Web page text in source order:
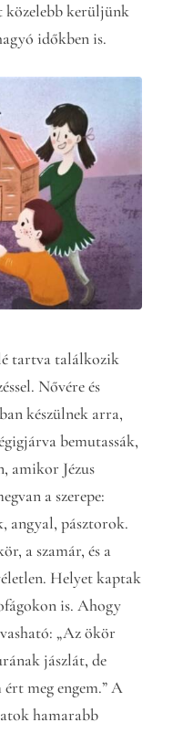
közelebb kerüljünk
időkben is.
tartva találkozik
Nővére és
készülnek arra,
bemutassák,
amikor Jézus
a szerepe:
angyal, pásztorok.
a szamár, és a
Helyet kaptak
is. Ahogy
„Az ökör
jászlát, de
meg engem.” A
hamarabb